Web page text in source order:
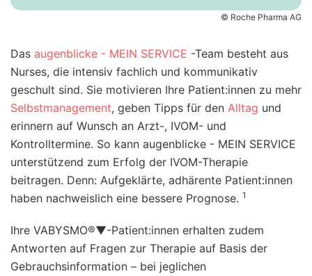
© Roche Pharma AG
Das augenblicke - MEIN SERVICE -Team besteht aus
Nurses, die intensiv fachlich und kommunikativ
geschult sind. Sie motivieren Ihre Patient:innen zu mehr
Selbstmanagement, geben Tipps für den Alltag und
erinnern auf Wunsch an Arzt-, IVOM- und
Kontrolltermine. So kann augenblicke - MEIN SERVICE
unterstützend zum Erfolg der IVOM-Therapie
beitragen. Denn: Aufgeklärte, adhärente Patient:innen
haben nachweislich eine bessere Prognose. 1
Ihre VABYSMO®▼-Patient:innen erhalten zudem
Antworten auf Fragen zur Therapie auf Basis der
Gebrauchsinformation – bei jeglichen